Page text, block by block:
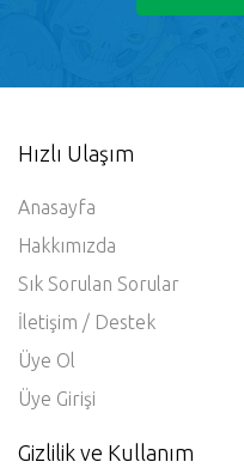
Hızlı Ulaşım
Anasayfa
Hakkımızda
Sık Sorulan Sorular
İletişim / Destek
Üye Ol
Üye Girişi
Gizlilik ve Kullanım